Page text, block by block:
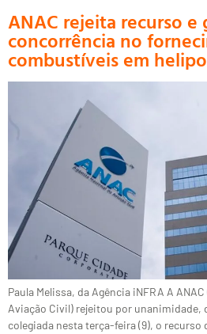
ANAC rejeita recurso e
concorrência no
combustíveis em
Paula Melissa, da Agência iNFRA A
Aviação Civil) rejeitou por
colegiada nesta terça-feira (9), o recurso